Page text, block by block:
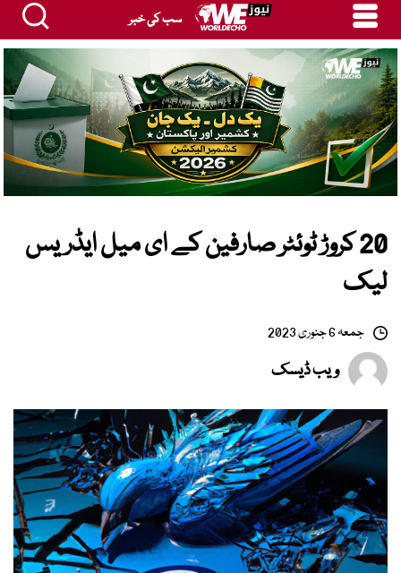
سب کی خبر
20 کروڑ ٹوئٹر صارفین کے ای میل ایڈریس
لیک
جمعہ 6 جنوری 2023
ویب ڈیسک